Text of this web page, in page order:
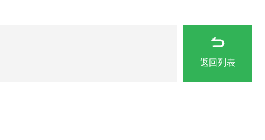
返回列表